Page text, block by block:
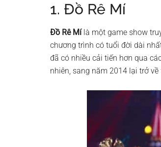
1. Đồ Rê Mí
Đồ Rê Mílà một game show
chương trình có tuổi đời dài
đã có nhiều cải tiến hơn qua
nhiên, sang năm 2014 lại trở